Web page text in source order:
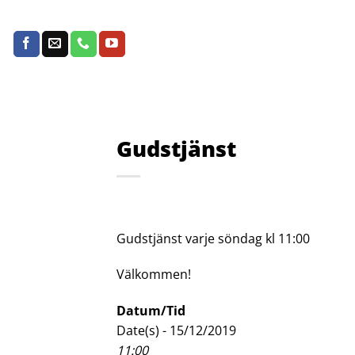
content
Gudstjänst
Gudstjänst varje söndag kl 11:00
Välkommen!
Datum/Tid
Date(s) - 15/12/2019
11:00